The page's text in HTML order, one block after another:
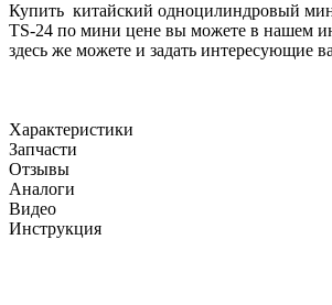
Купить китайский одноцилиндровый
TS-24 по мини цене вы можете в нашем
здесь же можете и задать интересующие
Характеристики
Запчасти
Отзывы
Аналоги
Видео
Инструкция